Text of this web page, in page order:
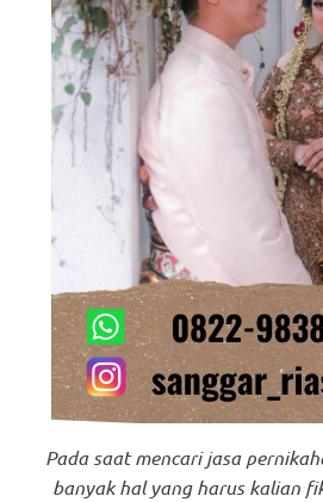
Pada saat mencari jasa
banyak hal yang harus kalian